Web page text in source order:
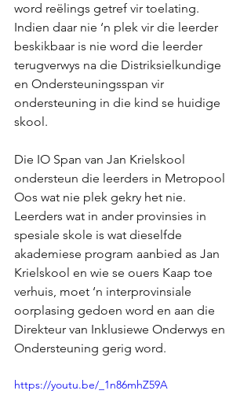
word reëlings getref vir toelating.
Indien daar nie ‘n plek vir die leerder
beskikbaar is nie word die leerder
terugverwys na die Distriksielkundige
en Ondersteuningsspan vir
ondersteuning in die kind se huidige
skool.
Die IO Span van Jan Krielskool
ondersteun die leerders in Metropool
Oos wat nie plek gekry het nie.
Leerders wat in ander provinsies in
spesiale skole is wat dieselfde
akademiese program aanbied as Jan
Krielskool en wie se ouers Kaap toe
verhuis, moet ‘n interprovinsiale
oorplasing gedoen word en aan die
Direkteur van Inklusiewe Onderwys en
Ondersteuning gerig word.
https://youtu.be/_1n86mhZ59A